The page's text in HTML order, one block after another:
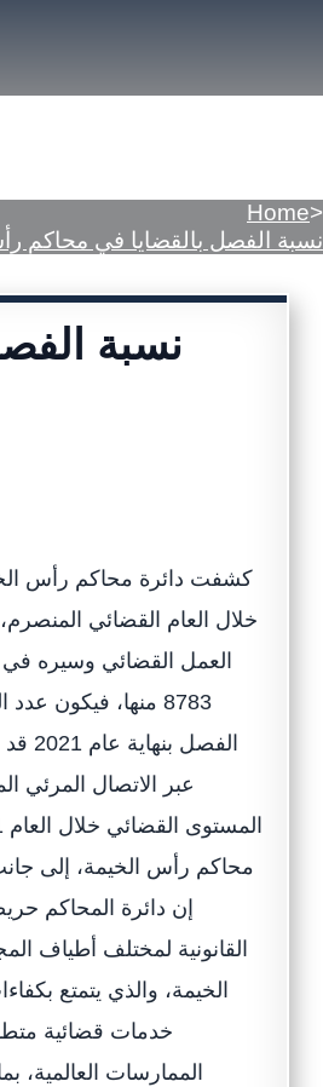
Home>
99,22 % نسبة الفصل بالقضايا في محاكم
كشفت دائرة محاكم رأس
خلال العام القضائي
عبر الاتصال المرئي
محاكم رأس الخيمة، إلى
إن دائرة المحاكم
القانونية لمختلف أطياف
الخيمة، والذي يتمتع
خدمات قضائية
الممارسات العالمية،